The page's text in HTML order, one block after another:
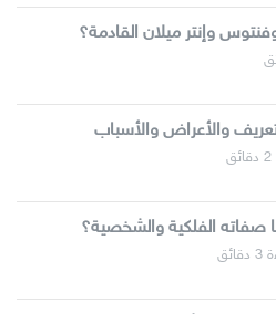
وإنتر ميلان القادمة؟
والأعراض والأسباب
صفاته الفلكية والشخصية؟